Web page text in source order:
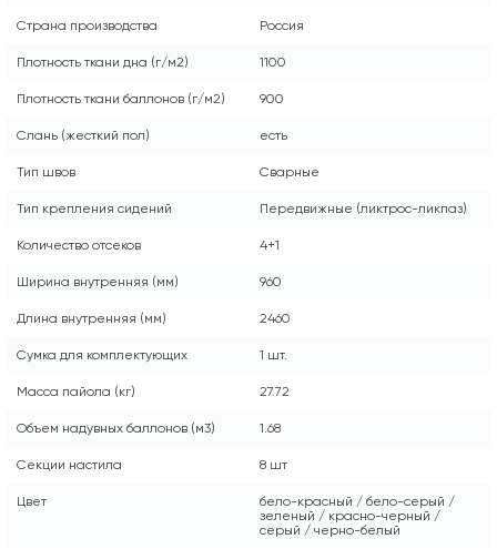
Страна производства Россия
Плотность ткани дна (г/м2) 1100
Плотность ткани баллонов (г/м2) 900
Слань (жесткий пол) есть
Тип швов Сварные
Тип крепления сидений Передвижные (ликтрос-ликпаз)
Количество отсеков 4+1
Ширина внутренняя (мм) 960
Длина внутренняя (мм) 2460
Сумка для комплектующих 1 шт.
Масса пайола (кг) 27.72
Объем надувных баллонов (м3) 1.68
Секции настила 8 шт
Цвет
бело-красный / бело-серый /
зеленый / красно-черный /
серый / черно-белый